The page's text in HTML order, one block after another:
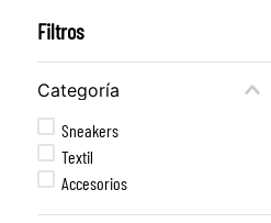
Filtros
Categoría
Sneakers
Textil
Accesorios